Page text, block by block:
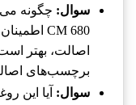
سوال: چگونه
CM 680 اطمینان حاصل کرد؟
اصالت، بهتر
برچسب‌های
سوال: آیا این